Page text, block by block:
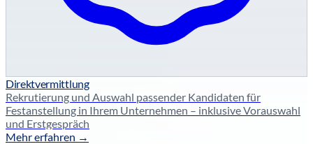
Direktvermittlung
Rekrutierung und Auswahl passender Kandidaten für
Festanstellung in Ihrem Unternehmen – inklusive Vorauswahl
und Erstgespräch
Mehr erfahren →